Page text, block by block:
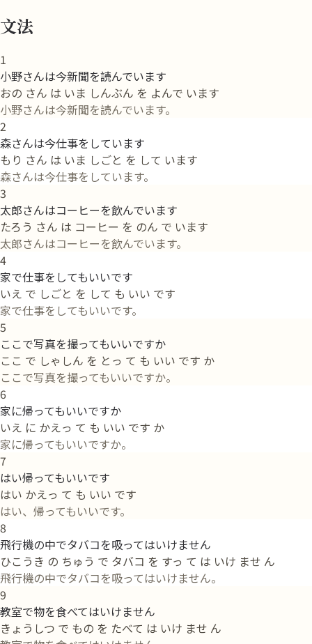
文法
1
小野さんは今新聞を読んでいます
おの さん は いま しんぶん を よんで います
小野さんは今新聞を読んでいます。
2
森さんは今仕事をしています
もり さん は いま しごと を して います
森さんは今仕事をしています。
3
太郎さんはコーヒーを飲んでいます
たろう さん は コーヒー を のん で います
太郎さんはコーヒーを飲んでいます。
4
家で仕事をしてもいいです
いえ で しごと を して も いい です
家で仕事をしてもいいです。
5
ここで写真を撮ってもいいですか
ここ で しゃしん を とっ て も いい です か
ここで写真を撮ってもいいですか。
6
家に帰ってもいいですか
いえ に かえっ て も いい です か
家に帰ってもいいですか。
7
はい帰ってもいいです
はい かえっ て も いい です
はい、帰ってもいいです。
8
飛行機の中でタバコを吸ってはいけません
ひこうき の ちゅう で タバコ を すっ て は いけ ませ ん
飛行機の中でタバコを吸ってはいけません。
9
教室で物を食べてはいけません
きょうしつ で もの を たべて は いけ ませ ん